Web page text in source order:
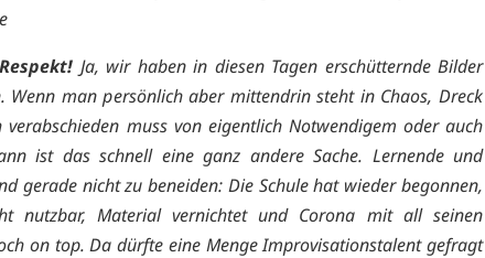
Respekt! Ja, wir haben in diesen Tagen erschütternde Bilder
Wenn man persönlich aber mittendrin steht in Chaos, Dreck
muss von eigentlich Notwendigem oder auch
ist das schnell eine ganz andere Sache. Lernende und
gerade nicht zu beneiden: Die Schule hat wieder begonnen,
nutzbar, Material vernichtet und Corona mit all seinen
on top. Da dürfte eine Menge Improvisationstalent gefragt